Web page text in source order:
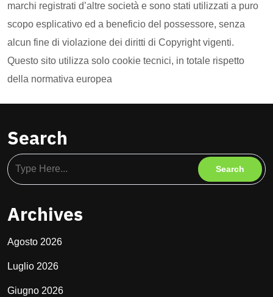
marchi registrati d’altre società e sono stati utilizzati a puro
scopo esplicativo ed a beneficio del possessore, senza
alcun fine di violazione dei diritti di Copyright vigenti.
Questo sito utilizza solo cookie tecnici, in totale rispetto
della normativa europea
Search
Archives
Agosto 2026
Luglio 2026
Giugno 2026